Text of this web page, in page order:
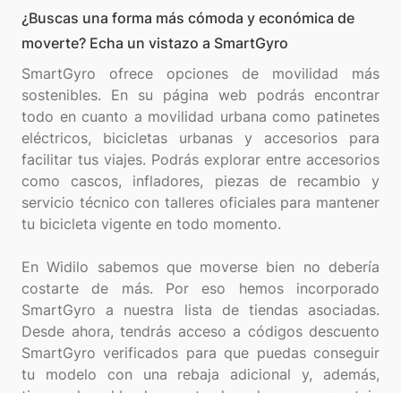
¿Buscas una forma más cómoda y económica de
moverte? Echa un vistazo a SmartGyro
SmartGyro ofrece opciones de movilidad más
sostenibles. En su página web podrás encontrar
todo en cuanto a movilidad urbana como patinetes
eléctricos, bicicletas urbanas y accesorios para
facilitar tus viajes. Podrás explorar entre accesorios
como cascos, infladores, piezas de recambio y
servicio técnico con talleres oficiales para mantener
tu bicicleta vigente en todo momento.
En Widilo sabemos que moverse bien no debería
costarte de más. Por eso hemos incorporado
SmartGyro a nuestra lista de tiendas asociadas.
Desde ahora, tendrás acceso a códigos descuento
SmartGyro verificados para que puedas conseguir
tu modelo con una rebaja adicional y, además,